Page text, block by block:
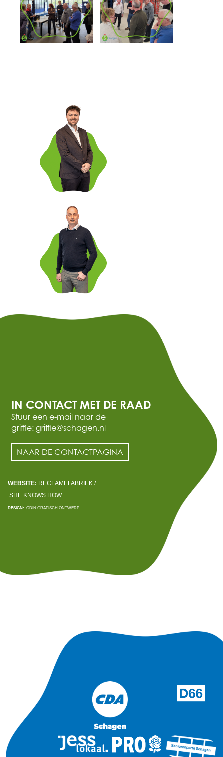
IN CONTACT MET DE RAAD
Stuur een e-mail naar de
griffie: griffie@schagen.nl
NAAR DE CONTACTPAGINA
WEBSITE: RECLAMEFABRIEK /
SHE KNOWS HOW
DESIGN: ODIN GRAFISCH ONTWERP